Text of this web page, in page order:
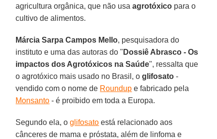
agricultura orgânica, que não usaagrotóxico para o
cultivo de alimentos.
Márcia Sarpa Campos Mello, pesquisadora do
instituto e uma das autoras do " Dossiê Abrasco - Os
impactos dos Agrotóxicos na Saúde", ressalta que
o agrotóxico mais usado no Brasil, oglifosato -
vendido com o nome de Roundup e fabricado pela
Monsanto - é proibido em toda a Europa.
Segundo ela, oglifosato está relacionado aos
cânceres de mama e próstata, além de linfoma e